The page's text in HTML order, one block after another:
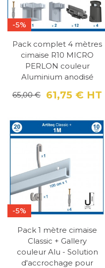
-5%
Pack complet 4 mètres
cimaise R10 MICRO
PERLON couleur
Aluminium anodisé
61,75 € HT
65,00 €
-5%
Pack 1 mètre cimaise
Classic + Gallery
couleur Alu - Solution
d'accrochage pour